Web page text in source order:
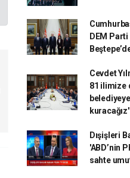
DEM Parti
Cevdet
81 ilimize
kuracağız'
Dışişleri
'ABD’nin
sahte